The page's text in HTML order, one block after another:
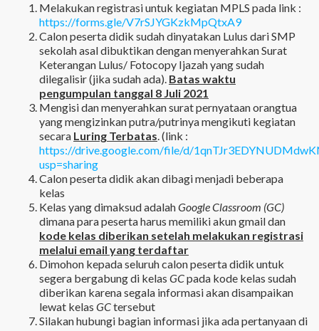
Melakukan registrasi untuk kegiatan MPLS pada link :
https://forms.gle/V7rSJYGKzkMpQtxA9
Calon peserta didik sudah dinyatakan Lulus dari SMP
sekolah asal dibuktikan dengan menyerahkan Surat
Keterangan Lulus/ Fotocopy Ijazah yang sudah
dilegalisir (jika sudah ada). Batas waktu
pengumpulan tanggal 8 Juli 2021
Mengisi dan menyerahkan surat pernyataan orangtua
yang mengizinkan putra/putrinya mengikuti kegiatan
secara Luring Terbatas. (link :
https://drive.google.com/file/d/
usp=sharing
Calon peserta didik akan dibagi menjadi beberapa
kelas
Kelas yang dimaksud adalahGoogle Classroom (GC)
dimana para peserta harus memiliki akun gmail dan
kode kelas diberikan setelah melakukan registrasi
melalui email yang terdaftar
Dimohon kepada seluruh calon peserta didik untuk
segera bergabung di kelas GCpada kode kelas sudah
diberikan karena segala informasi akan disampaikan
lewat kelas GCtersebut
Silakan hubungi bagian informasi jika ada pertanyaan di